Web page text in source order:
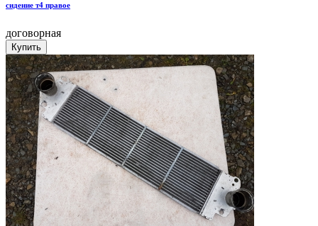
сидение т4 правое
договорная